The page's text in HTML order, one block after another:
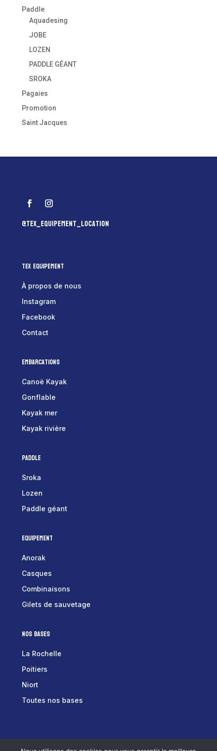
Paddle
Aquadesing
JOBE
LOZEN
PADDLE GÉANT
SROKA
Pagaies
Promotion
Saint Jacques
@tex_equipement_location
Tex Equipement
À propos de nous
Instagram
Facebook
Contact
Embarcations
Canoë Kayak
Gonflable
Kayak mer
Kayak rivière
Paddle
Sroka
Lozen
Paddle géant
Equipement
Anorak
Casques
Combinaisons
Gilets de sauvetage
Nos bases
La Rochelle
Poitiers
Niort
Toutes nos bases